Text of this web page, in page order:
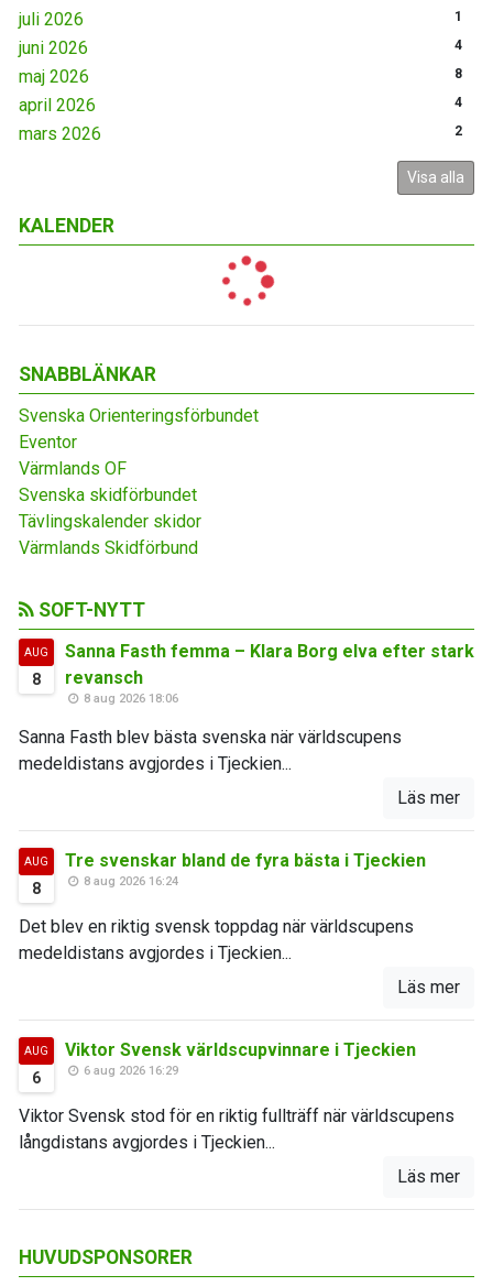
juli 2026
1
juni 2026 4
maj 2026 8
april 2026 4
mars 2026 2
Visa alla
KALENDER
SNABBLÄNKAR
Svenska Orienteringsförbundet
Eventor
Värmlands OF
Svenska skidförbundet
Tävlingskalender skidor
Värmlands Skidförbund
SOFT-NYTT
AUG
8
Sanna Fasth femma – Klara Borg elva efter stark
revansch
8 aug 2026 18:06
Sanna Fasth blev bästa svenska när världscupens
medeldistans avgjordes i Tjeckien...
Läs mer
AUG
8
Tre svenskar bland de fyra bästa i Tjeckien
8 aug 2026 16:24
Det blev en riktig svensk toppdag när världscupens
medeldistans avgjordes i Tjeckien...
Läs mer
AUG
6
Viktor Svensk världscupvinnare i Tjeckien
6 aug 2026 16:29
Viktor Svensk stod för en riktig fullträff när världscupens
långdistans avgjordes i Tjeckien...
Läs mer
HUVUDSPONSORER